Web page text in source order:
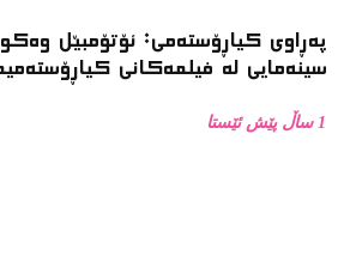
سینەمایی لە فیلمەکانی کیاڕۆستەمیدا